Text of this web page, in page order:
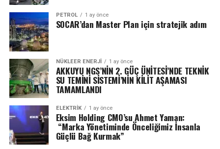
PETROL 1 ay önce
SOCAR’dan Master Plan için stratejik adım
NÜKLEER ENERJI 1 ay önce
AKKUYU NGS’NİN 2. GÜÇ ÜNİTESİ’NDE TEKNİK
SU TEMİNİ SİSTEMİ’NİN KİLİT AŞAMASI
TAMAMLANDI
ELEKTRİK 1 ay önce
Eksim Holding CMO’su Ahmet Yaman:
“Marka Yönetiminde Önceliğimiz İnsanla
Güçlü Bağ Kurmak”